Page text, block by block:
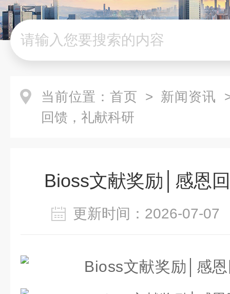
当前位置： 首页 > 新闻资讯
回馈，礼献科研
Bioss文献奖励│感恩
更新时间：2026-07-